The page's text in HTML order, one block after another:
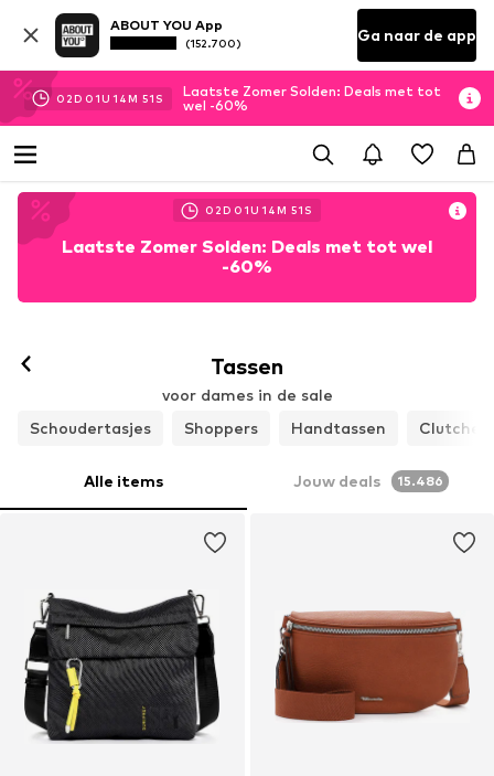
ABOUT YOU App
(152.700) Ga naar de app
02D 01U 14M 50 S
Laatste Zomer Solden: Deals met tot
wel -60%
02D 01U 14M 50 S
Laatste Zomer Solden: Deals met tot wel
-60%
Tassen
voor dames in de sale
Schoudertasjes
Shoppers Handtassen Clutches
Alle items Jouw deals 15.486